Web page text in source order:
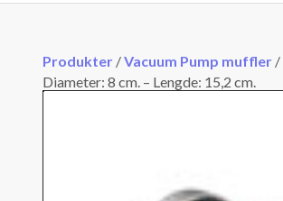
Produkter /Vacuum Pump muffler /
Diameter: 8 cm. – Lengde: 15,2 cm.